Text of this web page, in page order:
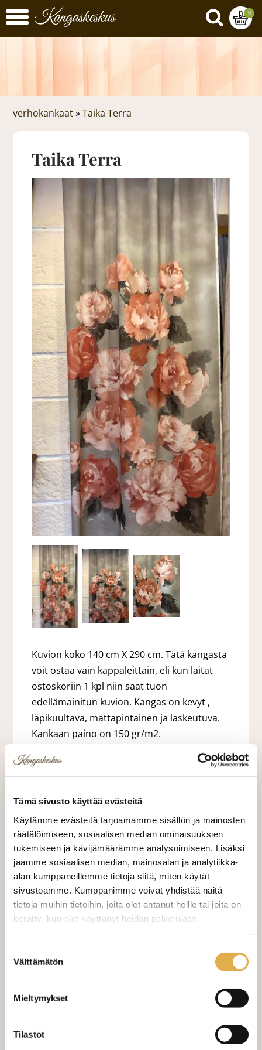
Tämä sivusto käyttää evästeitä
Käytämme evästeitä tarjoamamme sisällön ja mainosten
räätälöimiseen, sosiaalisen median ominaisuuksien
tukemiseen ja kävijämäärämme analysoimiseen. Lisäksi
jaamme sosiaalisen median, mainosalan ja analytiikka-
alan kumppaneillemme tietoja siitä, miten käytät
sivustoamme. Kumppanimme voivat yhdistää näitä
tietoja muihin tietoihin, joita olet antanut heille tai joita on
kerätty, kun olet käyttänyt heidän palvelujaan.
valinta
Välttämätön
Mieltymykset
Tilastot
0
verhokankaat »Taika Terra
Taika Terra
Kuvion koko 140 cm X 290 cm. Tätä kangasta
voit ostaa vain kappaleittain, eli kun laitat
ostoskoriin 1 kpl niin saat tuon
edellämainitun kuvion. Kangas on kevyt ,
läpikuultava, mattapintainen ja laskeutuva.
Kankaan paino on 150 gr/m2.
60,00 €
LISÄÄ OSTOSKORIIN
Valitse mukaan ompelupalvelu
(sis. työn ja tarvikkeet)
+ 22,00 €
cm
+ 42,00 €